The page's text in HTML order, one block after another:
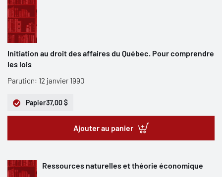
Initiation au droit des affaires du Québec. Pour comprendre
les lois
Parution: 12 janvier 1990
Papier37,00 $
Ajouter au panier
Ressources naturelles et théorie économique